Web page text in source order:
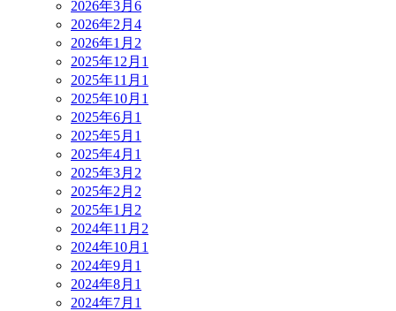
2026年3月 6
2026年2月 4
2026年1月 2
2025年12月 1
2025年11月 1
2025年10月 1
2025年6月 1
2025年5月 1
2025年4月 1
2025年3月 2
2025年2月 2
2025年1月 2
2024年11月 2
2024年10月 1
2024年9月 1
2024年8月 1
2024年7月 1